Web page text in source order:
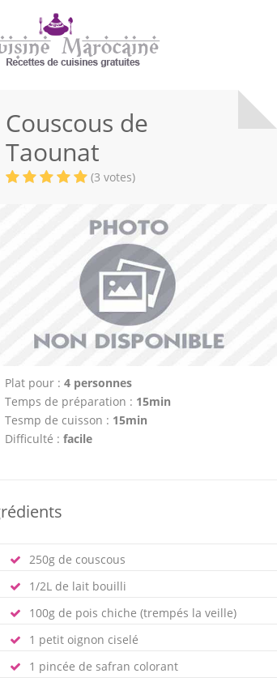
Couscous de
Taounat
(3 votes)
Plat pour : 4 personnes
Temps de préparation : 15min
Tesmp de cuisson : 15min
Difficulté : facile
250g de couscous
1/2L de lait bouilli
100g de pois chiche (trempés la veille)
1 petit oignon ciselé
1 pincée de safran colorant